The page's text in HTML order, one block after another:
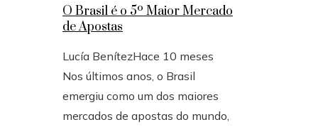
O Brasil é o 5º Maior Mercado
de Apostas
Lucía BenítezHace 10 meses
Nos últimos anos, o Brasil
emergiu como um dos maiores
mercados de apostas do mundo,